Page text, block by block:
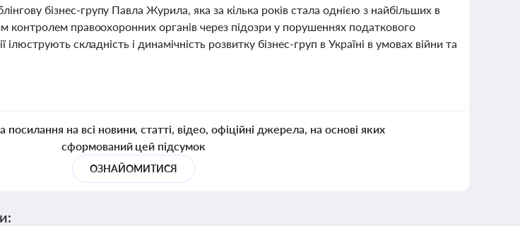
бізнес-групу Павла Журила, яка за кілька років стала однією з найбільших в
контролем правоохоронних органів через підозри у порушеннях податкового
ілюструють складність і динамічність розвитку бізнес-груп в Україні в умовах війни та
на всі новини, статті, відео, офіційні джерела, на основі яких
сформований цей підсумок
ОЗНАЙОМИТИСЯ